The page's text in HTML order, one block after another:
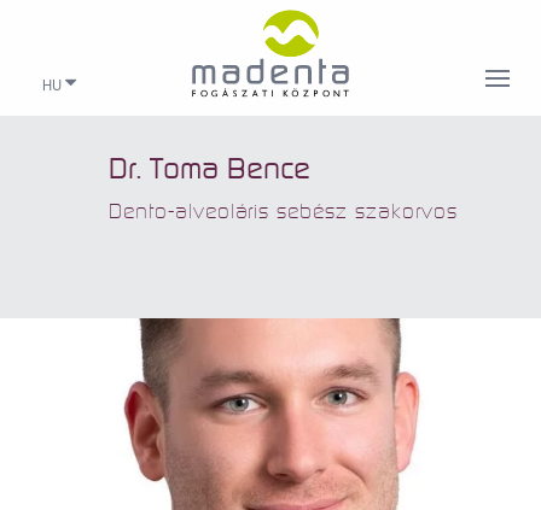
HU
Dr. Toma Bence
Dento-alveoláris sebész szakorvos